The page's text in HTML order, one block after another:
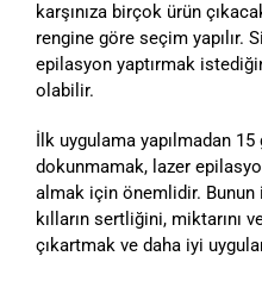
karşınıza birçok ürün
rengine göre seçim yapılır.
epilasyon yaptırmak
olabilir.
İlk uygulama yapılmadan
dokunmamak, lazer
almak için önemlidir.
kılların sertliğini, miktarını
çıkartmak ve daha iyi